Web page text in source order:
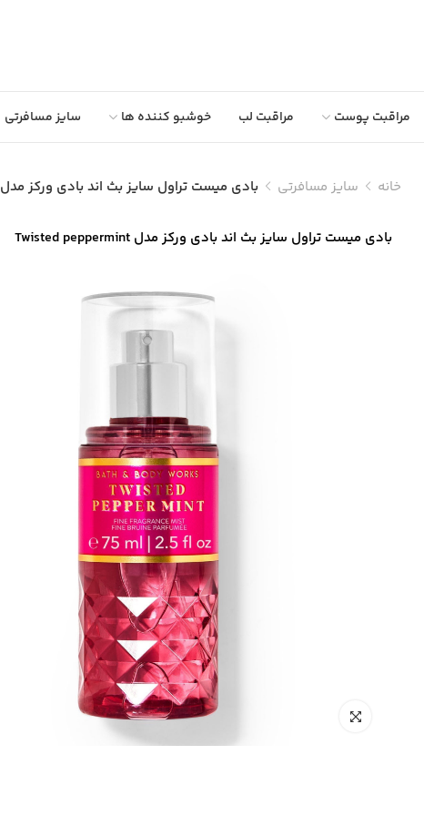
مراقبت پوست مراقبت لب خوشبو کننده ها سایز مسافرتی
خانه سایز مسافرتی بادی میست تراول سایز بث اند بادی ورکز مدل Twisted peppermint
بادی میست تراول سایز بث اند بادی ورکز مدل Twisted peppermint